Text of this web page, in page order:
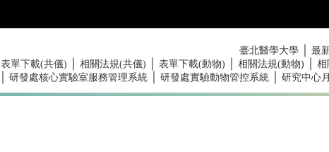
臺北醫學大學 最
表單下載(共儀) 相關法規(共儀) 表單下載(動物) 相關法規(動物) 相
研發處核心實驗室服務管理系統 研發處實驗動物管控系統 研究中心